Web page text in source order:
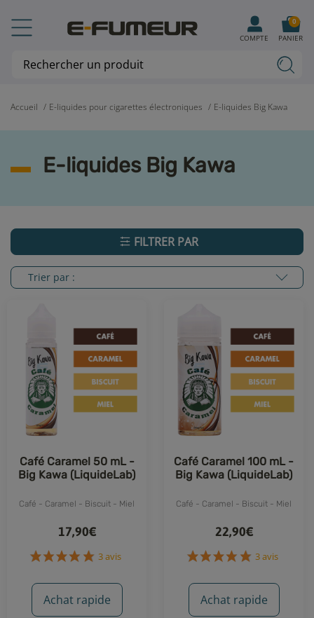
Accueil E-liquides pour cigarettes électroniques E-liquides Big Kawa
E-liquides Big Kawa
FILTRER PAR
Trier par :
Café Caramel 50 mL -
Big Kawa (LiquideLab)
Café - Caramel - Biscuit - Miel
17,90€
Achat rapide
Café Caramel 100 mL -
Big Kawa (LiquideLab)
Café - Caramel - Biscuit - Miel
22,90€
Achat rapide
COMPTE PANIER
0